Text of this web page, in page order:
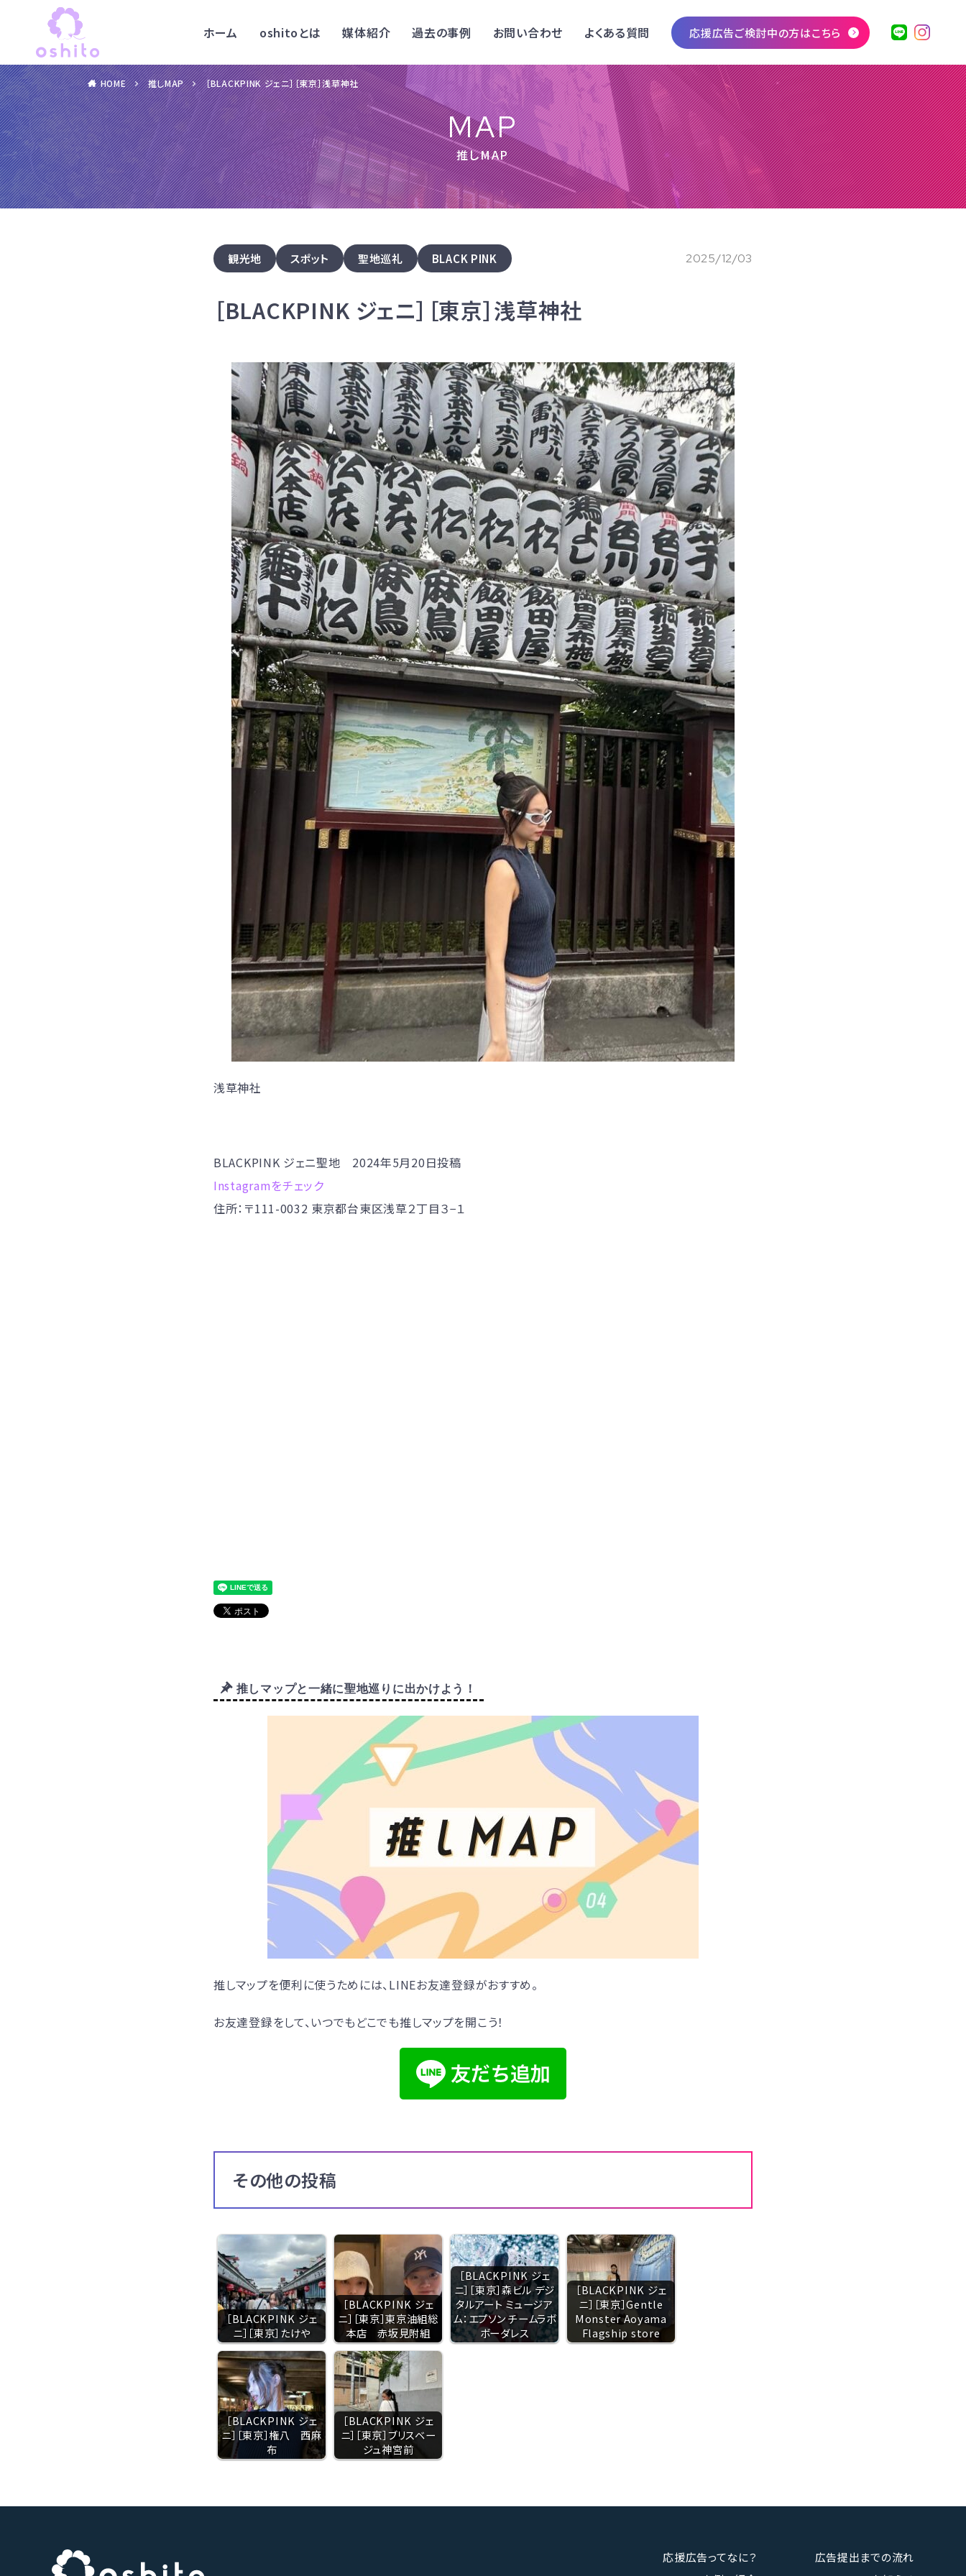
ホーム oshitoとは 媒体紹介 過去の事例 お問い合わせ よくある質問 応援広告ご検討中の方はこちら
HOME 推しMAP ［BLACKPINK ジェニ］［東京］浅草神社
MAP
推しMAP
観光地 スポット 聖地巡礼 BLACK PINK 2025/12/03
［BLACKPINK ジェニ］［東京］浅草神社
浅草神社
BLACKPINK ジェニ聖地 2024年5月20日投稿
Instagramをチェック
住所：〒111-0032 東京都台東区浅草２丁目３−１
推しマップと一緒に聖地巡りに出かけよう！
推しマップを便利に使うためには、LINEお友達登録がおすすめ。
お友達登録をして、いつでもどこでも推しマップを開こう！
その他の投稿
［BLACKPINK ジェ
ニ］［東京］たけや
［BLACKPINK ジェ
ニ］［東京］東京油組総
本店 赤坂見附組
［BLACKPINK ジェ
ニ］［東京］森ビル デジ
タルアート ミュージア
ム：エプソン チームラボ
ボーダレス
［BLACKPINK ジェ
ニ］［東京］Gentle
Monster Aoyama
Flagship store
［BLACKPINK ジェ
ニ］［東京］権八 西麻
布
［BLACKPINK ジェ
ニ］［東京］ブリスベー
ジュ神宮前
応援広告ってなに？
広告提出までの流れ